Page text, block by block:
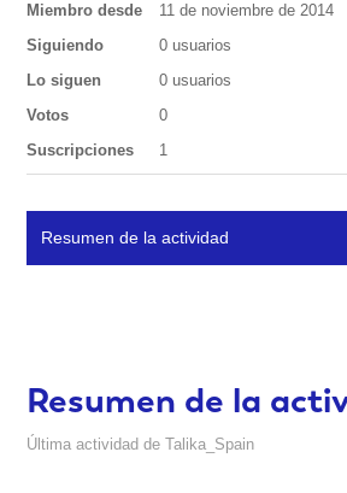
Miembro desde
11 de noviembre de 2014
Siguiendo
0 usuarios
Lo siguen
0 usuarios
Votos
0
Suscripciones
1
Resumen de la actividad
Resumen de la
Última actividad de Talika_Spain